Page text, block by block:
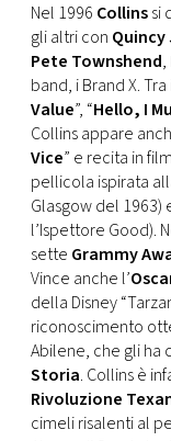
Nel 1996 Collinssi
gli altri con Quincy
Pete Townshend,
band, i Brand X.
Value”, “Hello, I
Collins appare
Vice” e recita in
pellicola ispirata
Glasgow del 1963)
l’Ispettore Good).
sette Grammy
Vince anche l’
della Disney
riconoscimento
Abilene, che gli
Storia. Collins è
Rivoluzione
cimeli risalenti al